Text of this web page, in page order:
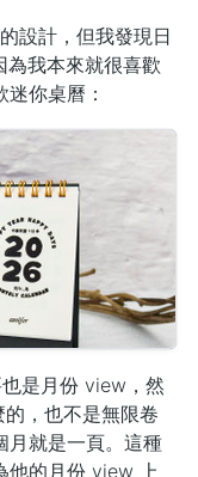
設計，但我發現日
我本來就很喜歡
你桌曆：
是月份 view，然
，也不是無限卷
月就是一頁。這種
他的月份 view 上